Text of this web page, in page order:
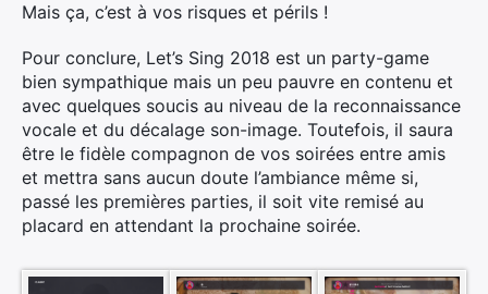
Mais ça, c’est à vos risques et périls !
Pour conclure, Let’s Sing 2018 est un party-game
bien sympathique mais un peu pauvre en contenu et
avec quelques soucis au niveau de la reconnaissance
vocale et du décalage son-image. Toutefois, il saura
être le fidèle compagnon de vos soirées entre amis
et mettra sans aucun doute l’ambiance même si,
passé les premières parties, il soit vite remisé au
placard en attendant la prochaine soirée.